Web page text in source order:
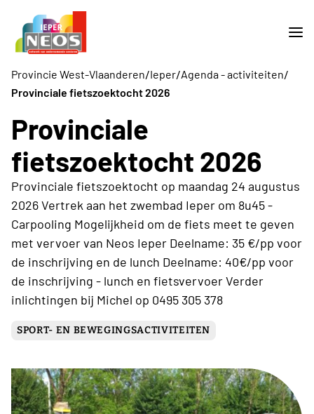
Provincie West-Vlaanderen/Ieper/Agenda - activiteiten/
Provinciale fietszoektocht 2026
Provinciale
fietszoektocht 2026
Provinciale fietszoektocht op maandag 24 augustus
2026 Vertrek aan het zwembad Ieper om 8u45 -
Carpooling Mogelijkheid om de fiets meet te geven
met vervoer van Neos Ieper Deelname: 35 €/pp voor
de inschrijving en de lunch Deelname: 40€/pp voor
de inschrijving - lunch en fietsvervoer Verder
inlichtingen bij Michel op 0495 305 378
SPORT- EN BEWEGINGSACTIVITEITEN